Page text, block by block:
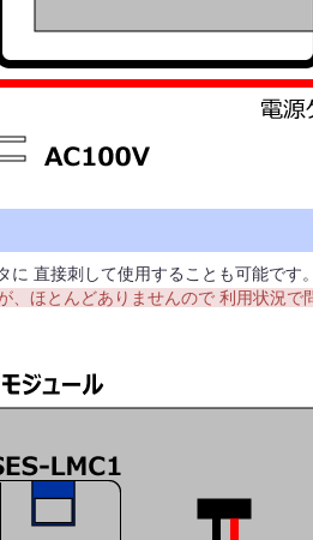
直接刺して使用することも可能です。
ほとんどありませんので 利用状況で